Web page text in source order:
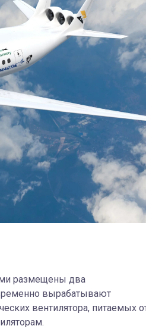
размещены два
вырабатывают
вентилятора, питаемых